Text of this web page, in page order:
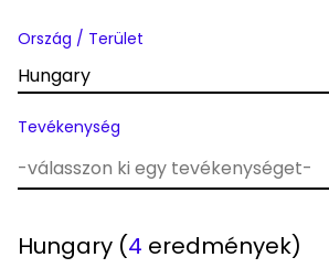
Ország / Terület
Hungary
Tevékenység
Hungary (4 eredmények)